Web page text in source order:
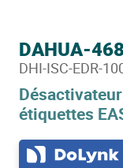
étiquettes
DAHUA-
DHI-ISC-EDR-